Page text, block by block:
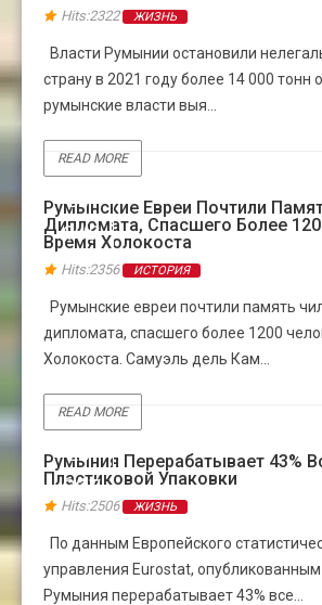
Hits:2322 ЖИЗНЬ
Власти Румынии остановили
страну в 2021 году более 14 000 тонн
румынские власти выя...
READ MORE
Румынские Евреи Почтили
Дипломата, Спасшего Более
Время Холокоста
Hits:2356 ИСТОРИЯ
Румынские евреи почтили память
дипломата, спасшего более 1200
Холокоста. Самуэль дель Кам...
04
ЯНВ
READ MORE
Румыния Перерабатывает 43%
Пластиковой Упаковки
Hits:2506 ЖИЗНЬ
По данным Европейского
управления Eurostat, опубликованным
Румыния перерабатывает 43% все...
28
ОКТ